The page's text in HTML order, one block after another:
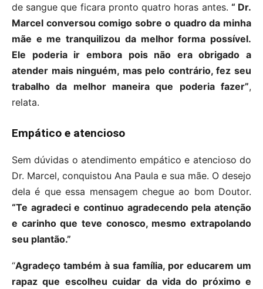
de sangue que ficara pronto quatro horas antes. “ Dr.
Marcel conversou comigo sobre o quadro da minha
mãe e me tranquilizou da melhor forma possível.
Ele poderia ir embora pois não era obrigado a
atender mais ninguém, mas pelo contrário, fez seu
trabalho da melhor maneira que poderia fazer”,
relata.
Empático e atencioso
Sem dúvidas o atendimento empático e atencioso do
Dr. Marcel, conquistou Ana Paula e sua mãe. O desejo
dela é que essa mensagem chegue ao bom Doutor.
“Te agradeci e continuo agradecendo pela atenção
e carinho que teve conosco, mesmo extrapolando
seu plantão.”
“Agradeço também à sua família, por educarem um
rapaz que escolheu cuidar da vida do próximo e